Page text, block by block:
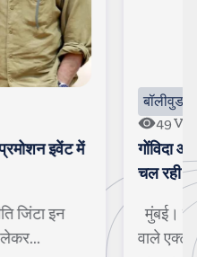
है अफेयर, पत्नी सुनीता से
के हीरो नंबर 1 कहे जाने